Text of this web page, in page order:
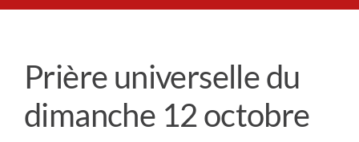
Prière universelle
Prière universelle du
dimanche 12 octobre